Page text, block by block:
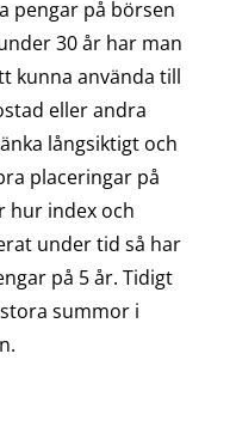
pengar på börsen
30 år har man
kunna använda till
eller andra
långsiktigt och
placeringar på
hur index och
under tid så har
på 5 år. Tidigt
summor i